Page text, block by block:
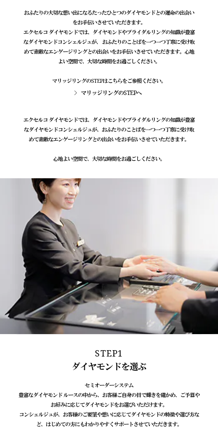
おふたりの大切な想い出になるたったひとつのダイヤモンドとの運命の出会い
をお手伝いさせていただきます。
エクセルコ ダイヤモンドでは、ダイヤモンドやブライダルリングの知識が豊富
なダイヤモンドコンシェルジュが、 おふたりのことばを一つ一つ丁寧に受け取
めて素敵なエンゲージリングとの出会いをお手伝いさせていただきます。心地
よい空間で、大切な時間をお過ごしください。
マリッジリングのSTEPはこちらをご参照ください。
マリッジリングのSTEPへ
エクセルコ ダイヤモンドでは、ダイヤモンドやブライダルリングの知識が豊富
なダイヤモンドコンシェルジュが、おふたりのことばを一つ一つ丁寧に受け取
めて素敵なエンゲージリングとの出会いをお手伝いさせていただきます。
心地よい空間で、大切な時間をお過ごしください。
STEP1
ダイヤモンドを選ぶ
セミオーダーシステム
豊富なダイヤモンド ルースの中から、お客様ご自身の目で輝きを確かめ、ご予算や
お好みに応じてダイヤモンドをお選びいただけます。
コンシェルジュが、お客様のご要望や想いに応じてダイヤモンドの特徴や選び方な
ど、はじめての方にもわかりやすくサポートさせていただきます。